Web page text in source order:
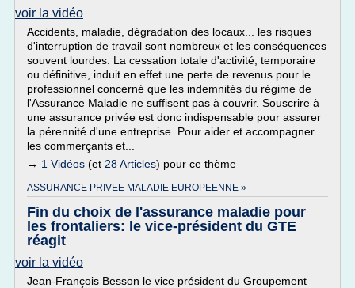
voir la vidéo
Accidents, maladie, dégradation des locaux... les risques
d'interruption de travail sont nombreux et les conséquences
souvent lourdes. La cessation totale d'activité, temporaire
ou définitive, induit en effet une perte de revenus pour le
professionnel concerné que les indemnités du régime de
l'Assurance Maladie ne suffisent pas à couvrir. Souscrire à
une assurance privée est donc indispensable pour assurer
la pérennité d'une entreprise. Pour aider et accompagner
les commerçants et...
→ 1 Vidéos (et 28 Articles) pour ce thème
ASSURANCE PRIVEE MALADIE EUROPEENNE »
Fin du choix de l'assurance maladie pour
les frontaliers: le vice-président du GTE
réagit
voir la vidéo
Jean-François Besson le vice président du Groupement